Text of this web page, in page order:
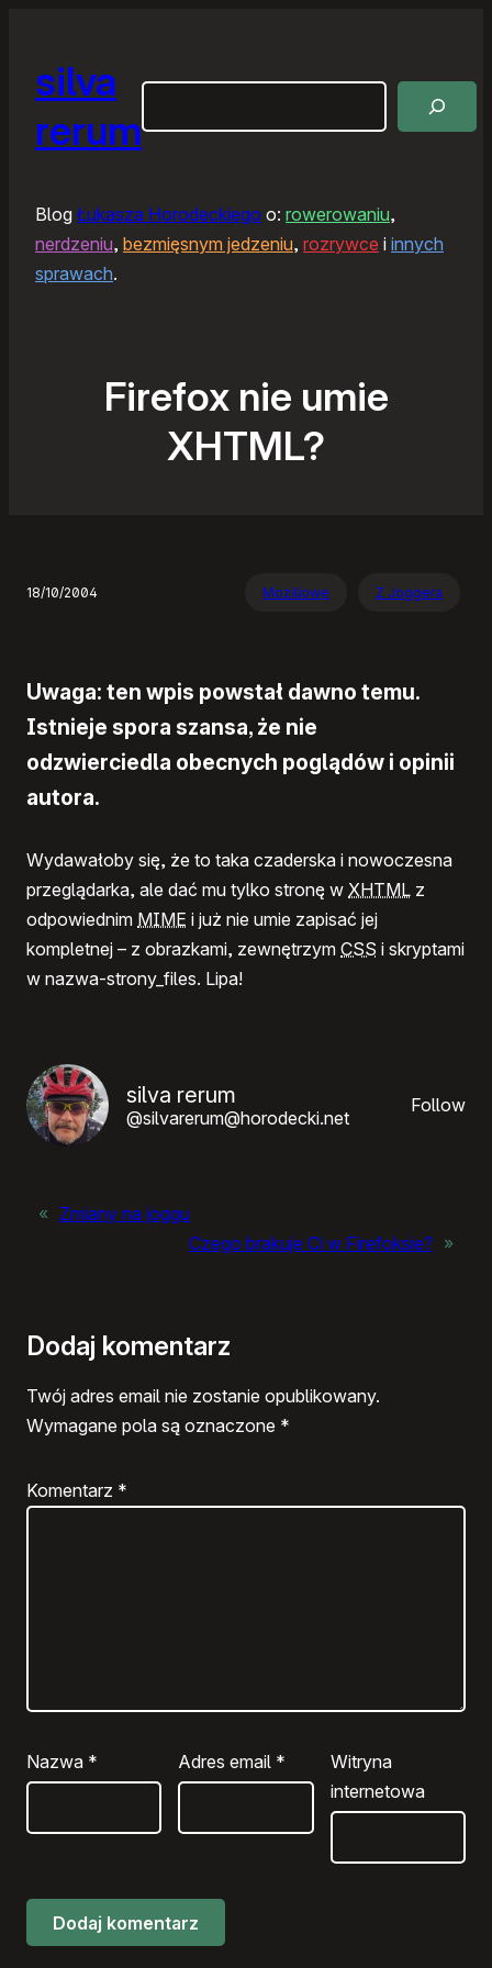
silva
rerum
Blog Łukasza Horodeckiego o: rowerowaniu,
nerdzeniu, bezmięsnym jedzeniu, rozrywce i innych
sprawach.
Firefox nie umie
XHTML?
18/10/2004 Mozillowe Z Joggera
Uwaga: ten wpis powstał dawno temu.
Istnieje spora szansa, że nie
odzwierciedla obecnych poglądów i opinii
autora.
Wydawałoby się, że to taka czaderska i nowoczesna
przeglądarka, ale dać mu tylko stronę w XHTML z
odpowiednim MIME i już nie umie zapisać jej
kompletnej – z obrazkami, zewnętrzym CSS i skryptami
w nazwa-strony_files. Lipa!
silva rerum
@silvarerum@horodecki.net
Follow
« Zmiany na joggu
Czego brakuje Ci w Firefoksie? »
Dodaj komentarz
Twój adres email nie zostanie opublikowany.
Wymagane pola są oznaczone *
Komentarz *
Nazwa * Adres email *
Witryna
internetowa